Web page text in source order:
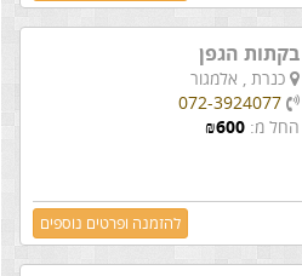
בקתות הגפן
כנרת , אלמגור
072-3924077
החל מ:
₪600
להזמנה ופרטים נוספים